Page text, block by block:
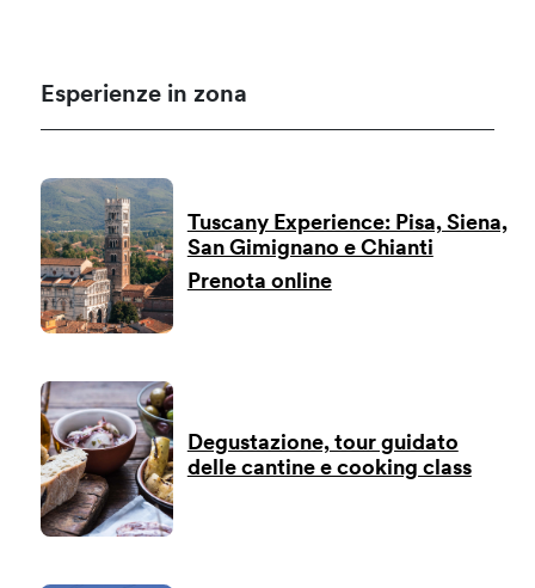
Esperienze in zona
Tuscany Experience: Pisa, Siena,
San Gimignano e Chianti
Prenota online
Degustazione, tour guidato
delle cantine e cooking class